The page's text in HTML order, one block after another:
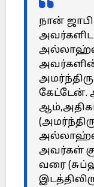
நான்
கேட்டேன்.
அவர்கள்
வரை